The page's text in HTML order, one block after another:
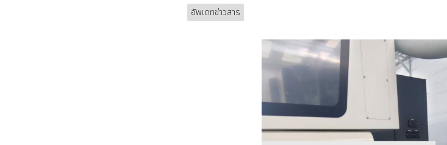
อัพเดทข่าวสาร